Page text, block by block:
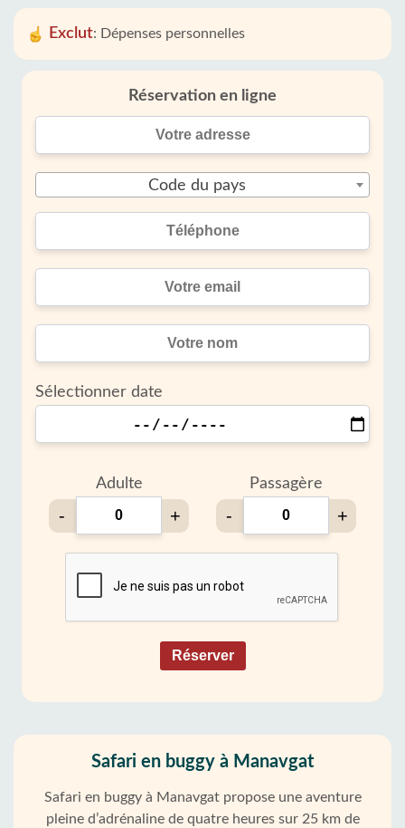
Exclut: Dépenses personnelles
Réservation en ligne
Code du pays
Sélectionner date
Adulte
- +
Passagère
- +
Réserver
Safari en buggy à Manavgat
Safari en buggy à Manavgat propose une aventure
pleine d’adrénaline de quatre heures sur 25 km de